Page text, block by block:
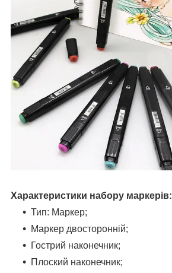
Характеристики набору маркерів:
Тип: Маркер;
Маркер двосторонній;
Гострий наконечник;
Плоский наконечник;